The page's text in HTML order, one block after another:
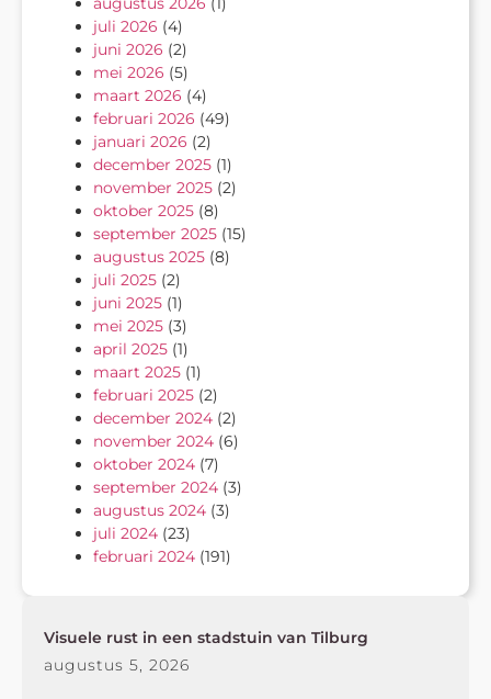
juli 2026 (4)
juni 2026 (2)
mei 2026 (5)
maart 2026 (4)
februari 2026 (49)
januari 2026 (2)
december 2025 (1)
november 2025 (2)
oktober 2025 (8)
september 2025 (15)
augustus 2025 (8)
juli 2025 (2)
juni 2025 (1)
mei 2025 (3)
april 2025 (1)
maart 2025 (1)
februari 2025 (2)
december 2024 (2)
november 2024 (6)
oktober 2024 (7)
september 2024 (3)
augustus 2024 (3)
juli 2024 (23)
februari 2024 (191)
Visuele rust in een stadstuin van Tilburg
augustus 5, 2026